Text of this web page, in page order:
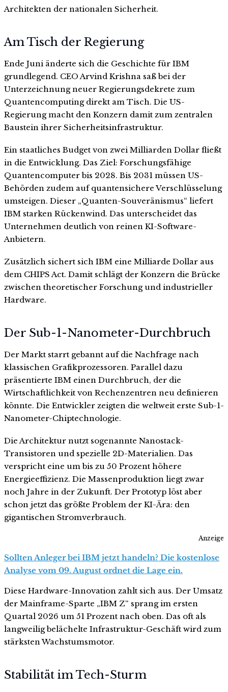
Architekten der nationalen Sicherheit.
Am Tisch der Regierung
Ende Juni änderte sich die Geschichte für IBM
grundlegend. CEO Arvind Krishna saß bei der
Unterzeichnung neuer Regierungsdekrete zum
Quantencomputing direkt am Tisch. Die US-
Regierung macht den Konzern damit zum zentralen
Baustein ihrer Sicherheitsinfrastruktur.
Ein staatliches Budget von zwei Milliarden Dollar fließt
in die Entwicklung. Das Ziel: Forschungsfähige
Quantencomputer bis 2028. Bis 2031 müssen US-
Behörden zudem auf quantensichere Verschlüsselung
umsteigen. Dieser „Quanten-Souveränismus“ liefert
IBM starken Rückenwind. Das unterscheidet das
Unternehmen deutlich von reinen KI-Software-
Anbietern.
Zusätzlich sichert sich IBM eine Milliarde Dollar aus
dem CHIPS Act. Damit schlägt der Konzern die Brücke
zwischen theoretischer Forschung und industrieller
Hardware.
Der Sub-1-Nanometer-Durchbruch
Der Markt starrt gebannt auf die Nachfrage nach
klassischen Grafikprozessoren. Parallel dazu
präsentierte IBM einen Durchbruch, der die
Wirtschaftlichkeit von Rechenzentren neu definieren
könnte. Die Entwickler zeigten die weltweit erste Sub-1-
Nanometer-Chiptechnologie.
Die Architektur nutzt sogenannte Nanostack-
Transistoren und spezielle 2D-Materialien. Das
verspricht eine um bis zu 50 Prozent höhere
Energieeffizienz. Die Massenproduktion liegt zwar
noch Jahre in der Zukunft. Der Prototyp löst aber
schon jetzt das größte Problem der KI-Ära: den
gigantischen Stromverbrauch.
Anzeige
Sollten Anleger bei IBM jetzt handeln? Die kostenlose
Analyse vom 09. August ordnet die Lage ein.
Diese Hardware-Innovation zahlt sich aus. Der Umsatz
der Mainframe-Sparte „IBM Z“ sprang im ersten
Quartal 2026 um 51 Prozent nach oben. Das oft als
langweilig belächelte Infrastruktur-Geschäft wird zum
stärksten Wachstumsmotor.
Stabilität im Tech-Sturm